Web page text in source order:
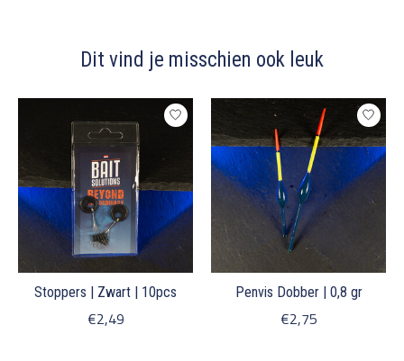
Dit vind je misschien ook leuk
Items van productcarrousel
Stoppers | Zwart | 10pcs
€2,49
Penvis Dobber | 0,8 gr
€2,75